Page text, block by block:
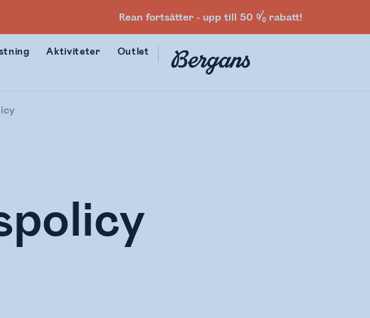
Rean fortsätter - upp till 50 % rabatt!
Aktiviteter
Outlet